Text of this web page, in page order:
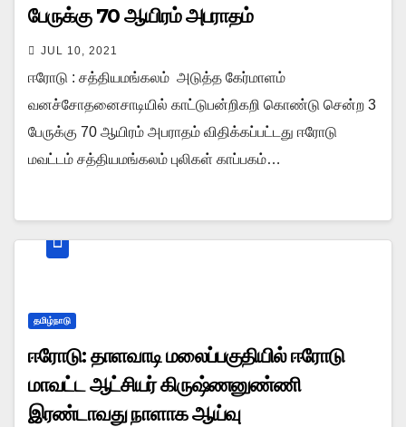
பேருக்கு 70 ஆயிரம் அபராதம்
JUL 10, 2021
ஈரோடு : சத்தியமங்கலம் அடுத்த கேர்மாளம்
வனச்சோதனைசாடியில் காட்டுபன்றிகறி கொண்டு சென்ற 3
பேருக்கு 70 ஆயிரம் அபராதம் விதிக்கப்பட்டது ஈரோடு
மவட்டம் சத்தியமங்கலம் புலிகள் காப்பகம்…
தமிழ்நாடு
ஈரோடு: தாளவாடி மலைப்பகுதியில் ஈரோடு
மாவட்ட ஆட்சியர் கிருஷ்ணனுண்ணி
இரண்டாவது நாளாக ஆய்வு